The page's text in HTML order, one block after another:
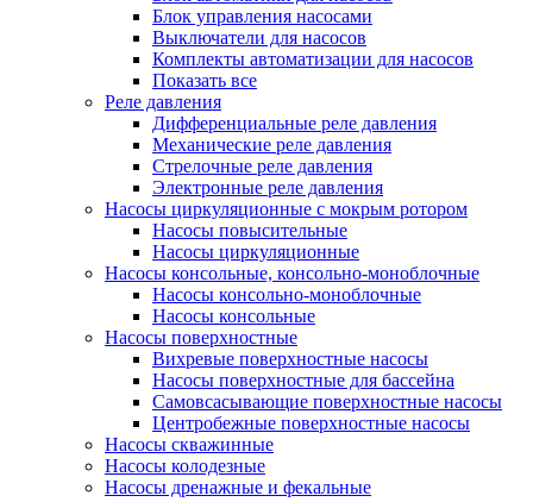
Блок управления насосами
Выключатели для насосов
Комплекты автоматизации для насосов
Показать все
Реле давления
Дифференциальные реле давления
Механические реле давления
Стрелочные реле давления
Электронные реле давления
Насосы циркуляционные с мокрым ротором
Насосы повысительные
Насосы циркуляционные
Насосы консольные, консольно-моноблочные
Насосы консольно-моноблочные
Насосы консольные
Насосы поверхностные
Вихревые поверхностные насосы
Насосы поверхностные для бассейна
Самовсасывающие поверхностные насосы
Центробежные поверхностные насосы
Насосы скважинные
Насосы колодезные
Насосы дренажные и фекальные